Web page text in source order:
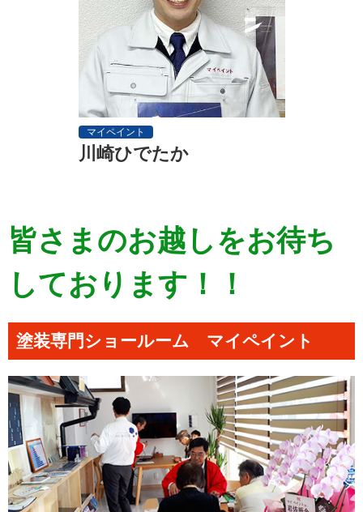
マイペイント
川崎ひでたか
皆さまのお越しをお待ち
しております！！
塗装専門ショールーム マイペイント